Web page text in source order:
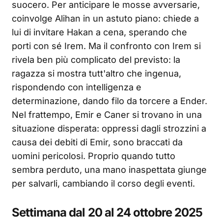
suocero. Per anticipare le mosse avversarie,
coinvolge Alihan in un astuto piano: chiede a
lui di invitare Hakan a cena, sperando che
porti con sé Irem. Ma il confronto con Irem si
rivela ben più complicato del previsto: la
ragazza si mostra tutt'altro che ingenua,
rispondendo con intelligenza e
determinazione, dando filo da torcere a Ender.
Nel frattempo, Emir e Caner si trovano in una
situazione disperata: oppressi dagli strozzini a
causa dei debiti di Emir, sono braccati da
uomini pericolosi. Proprio quando tutto
sembra perduto, una mano inaspettata giunge
per salvarli, cambiando il corso degli eventi.
Settimana dal 20 al 24 ottobre 2025